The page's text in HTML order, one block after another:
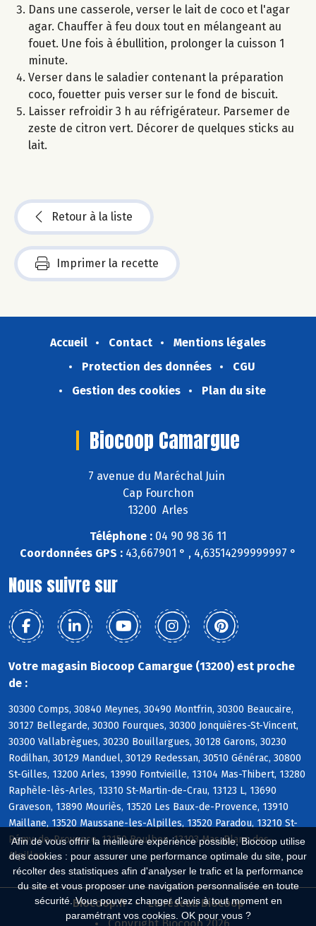
Afin de vous offrir la meilleure expérience possible, Biocoop utilise
des cookies : pour assurer une performance optimale du site, pour
récolter des statistiques afin d'analyser le trafic et la performance
du site et vous proposer une navigation personnalisée en toute
sécurité. Vous pouvez changer d'avis à tout moment en
paramétrant vos cookies. OK pour vous ?
Dans une casserole, verser le lait de coco et l'agar
agar. Chauffer à feu doux tout en mélangeant au
fouet. Une fois à ébullition, prolonger la cuisson 1
minute.
Verser dans le saladier contenant la préparation
coco, fouetter puis verser sur le fond de biscuit.
Laisser refroidir 3 h au réfrigérateur. Parsemer de
zeste de citron vert. Décorer de quelques sticks au
lait.
Retour à la liste
Imprimer la recette
Accueil Contact
Mentions légales
Protection des données
CGU
Gestion des cookies
Plan du site
Biocoop Camargue
7 avenue du Maréchal Juin
Cap Fourchon
13200 Arles
Téléphone : 04 90 98 36 11
Coordonnées GPS : 43,667901 ° , 4,63514299999997 °
Nous suivre sur
Votre magasin Biocoop Camargue (13200) est proche
de :
30300 Comps, 30840 Meynes, 30490 Montfrin, 30300 Beaucaire,
30127 Bellegarde, 30300 Fourques, 30300 Jonquières-St-Vincent,
30300 Vallabrègues, 30230 Bouillargues, 30128 Garons, 30230
Rodilhan, 30129 Manduel, 30129 Redessan, 30510 Générac, 30800
St-Gilles, 13200 Arles, 13990 Fontvieille, 13104 Mas-Thibert, 13280
Raphèle-lès-Arles, 13310 St-Martin-de-Crau, 13123 L, 13690
Graveson, 13890 Mouriès, 13520 Les Baux-de-Provence, 13910
Maillane, 13520 Maussane-les-Alpilles, 13520 Paradou, 13210 St-
Rémy-de-Provence, 13150 Boulbon, 13103 Mas-Blanc-des-
Alpilles
Biocoop.fr
Le réseau Biocoop